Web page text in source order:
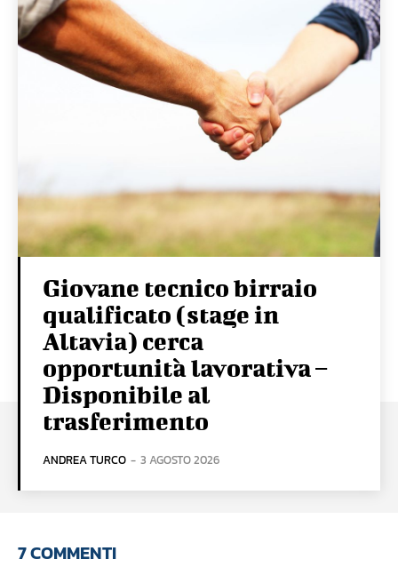
Giovane tecnico birraio
qualificato (stage in
Altavia) cerca
opportunità lavorativa –
Disponibile al
trasferimento
ANDREA TURCO - 3 AGOSTO 2026
7 COMMENTI